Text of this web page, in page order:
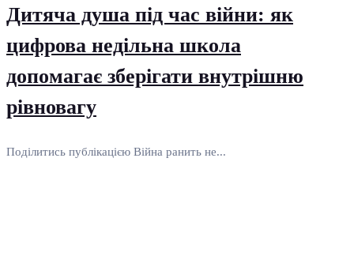
Дитяча душа під час війни: як
цифрова недільна школа
допомагає зберігати внутрішню
рівновагу
Поділитись публікацією Війна ранить не...